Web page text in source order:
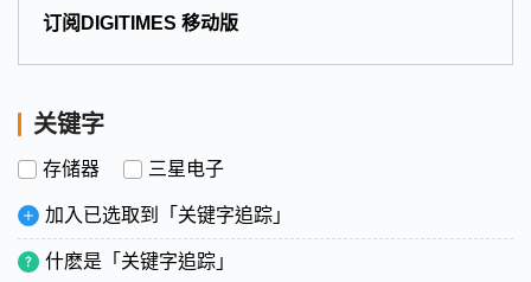
订阅DIGITIMES 移动版
关键字
存储器 三星电子
加入已选取到「关键字追踪」
什麽是「关键字追踪」